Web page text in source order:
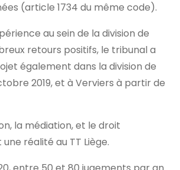
(article 1734 du même code).
au sein de la division de
retours positifs, le tribunal a
également dans la division de
2019, et à Verviers à partir de
la médiation, et le droit
réalité au TT Liège.